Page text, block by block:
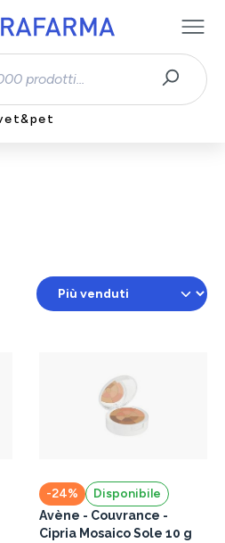
-24% Disponibile
Avène - Couvrance -
Cipria Mosaico Sole 10 g